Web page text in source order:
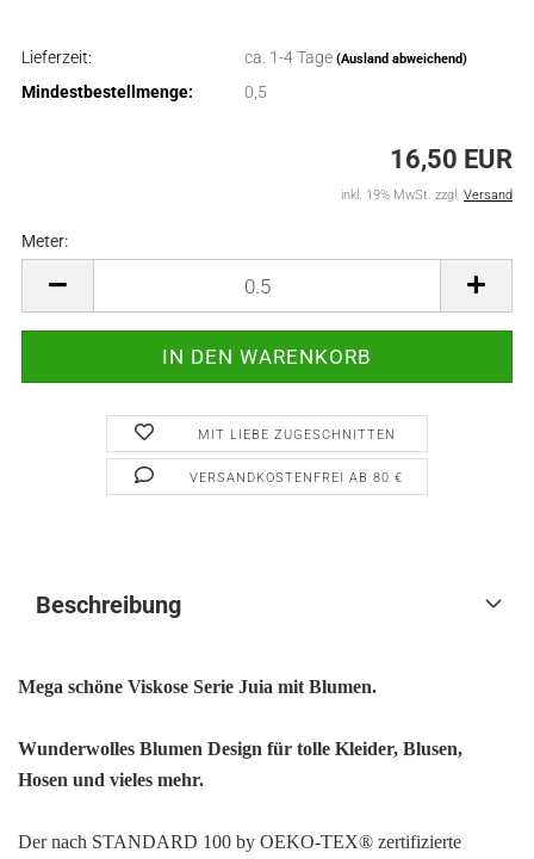
Lieferzeit: ca. 1-4 Tage (Ausland abweichend)
Mindestbestellmenge: 0,5
16,50 EUR
inkl. 19% MwSt. zzgl. Versand
Meter:
MIT LIEBE ZUGESCHNITTEN
VERSANDKOSTENFREI AB 80 €
Beschreibung
Mega schöne Viskose Serie Juia mit Blumen.
Wunderwolles Blumen Design für tolle Kleider, Blusen,
Hosen und vieles mehr.
Der nach STANDARD 100 by OEKO-TEX® zertifizierte